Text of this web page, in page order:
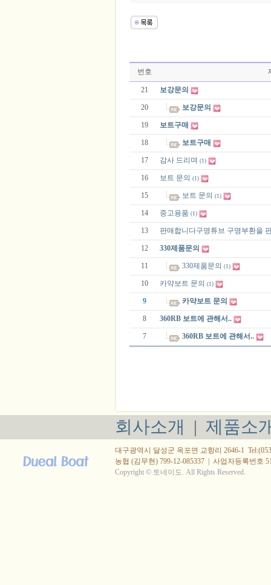
번호
21 보강문의
20 보강문의
19 보트구매
18 보트구매
17 감사 드리며 (1)
16 보트 문의 (1)
15 보트 문의 (1)
14 중고용품 (1)
13 판매합니다구명튜브 구명부환을
12 330제품문의
11 330제품문의 (1)
10 카약보트 문의 (1)
9 카약보트 문의
8 360RB 보트에 관해서..
7 360RB 보트에 관해서..
회사소개 | 제품소
대구광역시 달성군 옥포면 교항리 2646-1
농협 (김무현) 799-12-085337
사업자등록번호
Copyright © 토네이도. All Rights Reserved.